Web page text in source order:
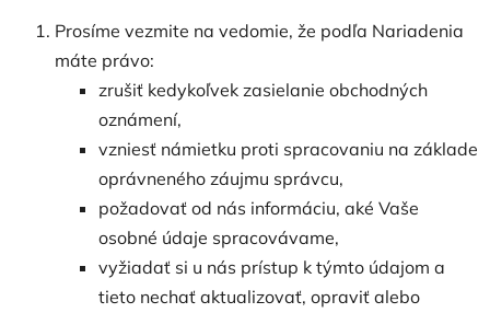
Prosíme vezmite na vedomie, že podľa Nariadenia
máte právo:
zrušiť kedykoľvek zasielanie obchodných
oznámení,
vzniesť námietku proti spracovaniu na základe
oprávneného záujmu správcu,
požadovať od nás informáciu, aké Vaše
osobné údaje spracovávame,
vyžiadať si u nás prístup k týmto údajom a
tieto nechať aktualizovať, opraviť alebo